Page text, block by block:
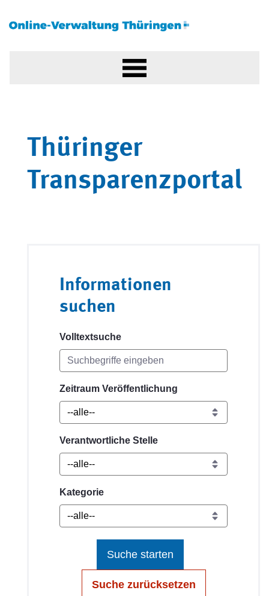
Thüringer
Transparenzportal
Informationen
suchen
Volltextsuche
Zeitraum Veröffentlichung
Verantwortliche Stelle
Kategorie
Suche starten
Suche zurücksetzen